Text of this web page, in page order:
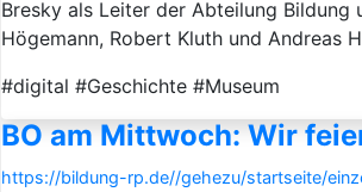
Bresky als Leiter der Abteilung Bildung
Högemann, Robert Kluth und Andreas
#digital #Geschichte #Museum
BO am Mittwoch: Wir
https://bildung-rp.de//gehezu/startseite/